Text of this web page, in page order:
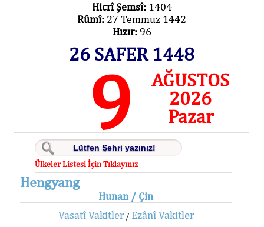
Hicrî Şemsî: 1404
Rûmî: 27 Temmuz 1442
Hızır: 96
26 SAFER 1448
9
AĞUSTOS
2026
Pazar
Ülkeler Listesi İçin Tıklayınız
Hengyang
Hunan / Çin
Vasatî Vakitler/ Ezânî Vakitler